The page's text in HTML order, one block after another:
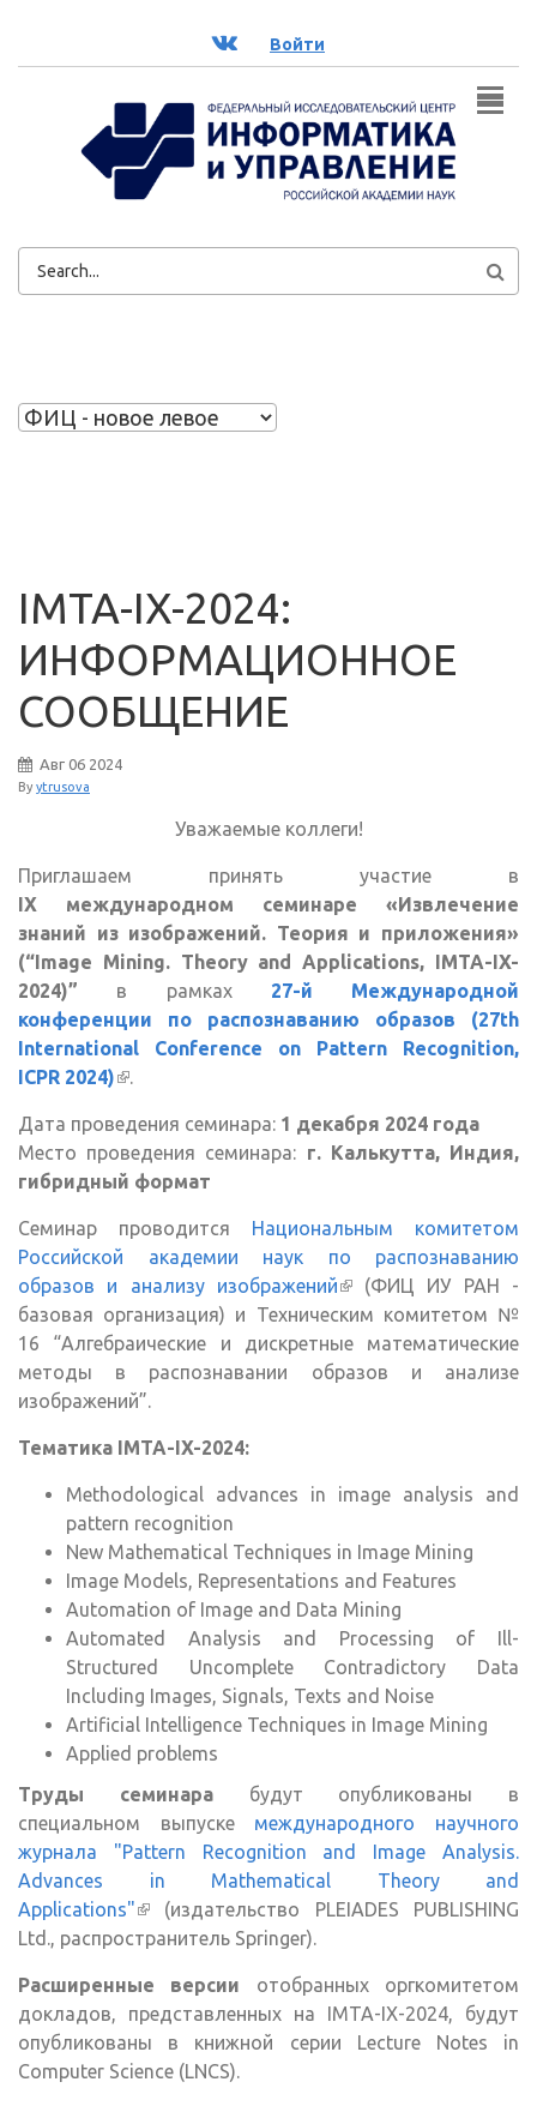
ВК Войти
ФОРМА
IMTA-IX-2024:
ИНФОРМАЦИОННОЕ
СООБЩЕНИЕ
Авг 06 2024
By ytrusova
Уважаемые коллеги!
Приглашаем принять участие в
IX международном семинаре «Извлечение
знаний из изображений. Теория и приложения»
(“Image Mining. Theory and Applications, IMTA-IX-
2024)” в рамках 27-й Международной
конференции по распознаванию образов (27th
International Conference on Pattern Recognition,
ICPR 2024)(внешняя ссылка)
.
Дата проведения семинара: 1 декабря 2024 года
Место проведения семинара: г. Калькутта, Индия,
гибридный формат
Семинар проводится Национальным комитетом
Российской академии наук по распознаванию
образов и анализу изображений(внешняя ссылка)
(ФИЦ ИУ РАН -
базовая организация) и Техническим комитетом №
16 “Алгебраические и дискретные математические
методы в распознавании образов и анализе
изображений”.
Тематика IMTA-IX-2024:
Methodological advances in image analysis and
pattern recognition
New Mathematical Techniques in Image Mining
Image Models, Representations and Features
Automation of Image and Data Mining
Automated Analysis and Processing of Ill-
Structured Uncomplete Contradictory Data
Including Images, Signals, Texts and Noise
Artificial Intelligence Techniques in Image Mining
Applied problems
Труды семинарабудут опубликованы в
специальном выпуске международного научного
журнала "Pattern Recognition and Image Analysis.
Advances in Mathematical Theory and
Applications"(внешняя ссылка)
(издательство PLEIADES PUBLISHING
Ltd., распространитель Springer).
Расширенные версии отобранных оргкомитетом
докладов, представленных на IMTA-IX-2024, будут
опубликованы в книжной серии Lecture Notes in
Computer Science (LNCS).